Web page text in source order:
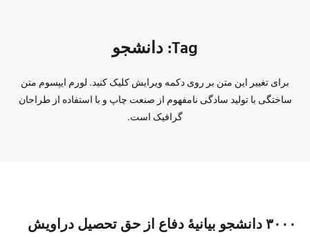
Tag: دانشجو
برای تغییر این متن بر روی دکمه ویرایش کلیک کنید. لورم ایپسوم متن
ساختگی با تولید سادگی نامفهوم از صنعت چاپ و با استفاده از طراحان
گرافیک است.
۳۰۰۰ دانشجو بیانیهٔ دفاع از حق تحصیل دراویش